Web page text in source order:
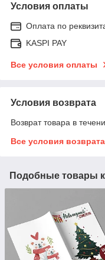
Условия оплаты
Оплата по
KASPI PAY
Все условия оплаты
Условия возврата
Возврат товара в
Все условия возврата
Подобные товары